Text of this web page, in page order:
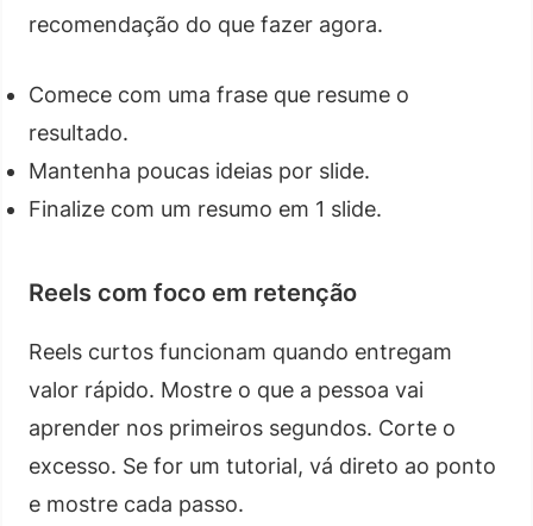
recomendação do que fazer agora.
Comece com uma frase que resume o
resultado.
Mantenha poucas ideias por slide.
Finalize com um resumo em 1 slide.
Reels com foco em retenção
Reels curtos funcionam quando entregam
valor rápido. Mostre o que a pessoa vai
aprender nos primeiros segundos. Corte o
excesso. Se for um tutorial, vá direto ao ponto
e mostre cada passo.